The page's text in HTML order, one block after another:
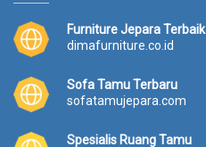
Furniture Jepara Terbaik
dimafurniture.co.id
Sofa Tamu Terbaru
sofatamujepara.com
Spesialis Ruang Tamu